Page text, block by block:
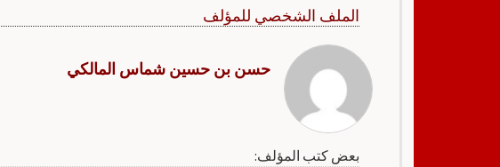
الملف الشخصي للمؤلف
حسن بن حسين شماس المالكي
بعض كتب المؤلف: